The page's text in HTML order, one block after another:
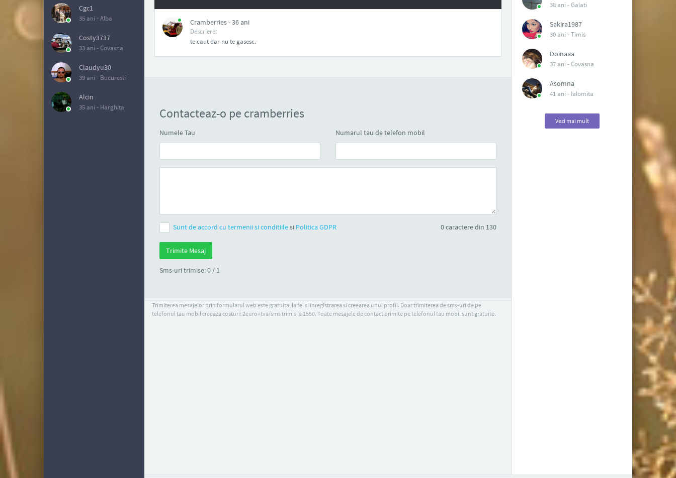
Cgc1
35 ani -Alba
Costy3737
33 ani -Covasna
Claudyu30
39 ani - Bucuresti
Alcin
35 ani - Harghita
Cramberries - 36 ani
Descriere:
te caut dar nu te gasesc.
Contacteaz-o pe cramberries
Numele Tau Numarul tau de telefon mobil
Sunt de accord cu termenii si conditiilesi Politica GDPR 0caractere din 130
Sms-uri trimise: 0 / 1
Trimiterea mesajelor prin formularul web este gratuita, la fel si inregistrarea si creearea unui profil. Doar trimiterea de sms-uri de pe
telefonul tau mobil creeaza costuri: 2euro+tva/sms trimis la 1550. Toate mesajele de contact primite pe telefonul tau mobil sunt gratuite.
38 ani -Galati
Sakira1987
30 ani -Timis
Doinaaa
37 ani -Covasna
Asomna
41 ani - Ialomita
Vezi mai mult